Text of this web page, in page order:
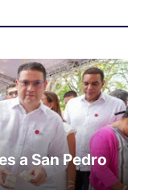
a San Pedro